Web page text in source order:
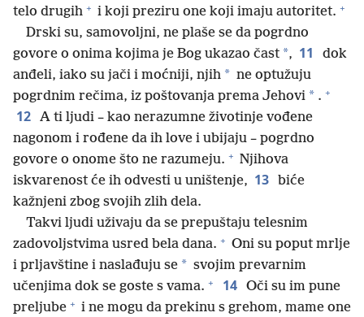
telo drugih + i koji preziru one koji imaju autoritet. +
Drski su, samovoljni, ne plaše se da pogrdno
govore o onima kojima je Bog ukazao čast *, 11
dok
anđeli, iako su jači i moćniji, njih * ne optužuju
pogrdnim rečima, iz poštovanja prema Jehovi * . +
12 A ti ljudi – kao nerazumne životinje vođene
nagonom i rođene da ih love i ubijaju – pogrdno
govore o onome što ne razumeju. + Njihova
iskvarenost će ih odvesti u uništenje, 13
biće
kažnjeni zbog svojih zlih dela.
Takvi ljudi uživaju da se prepuštaju telesnim
zadovoljstvima usred bela dana. + Oni su poput mrlje
i prljavštine i naslađuju se * svojim prevarnim
učenjima dok se goste s vama. + 14 Oči su im pune
preljube + i ne mogu da prekinu s grehom, mame one